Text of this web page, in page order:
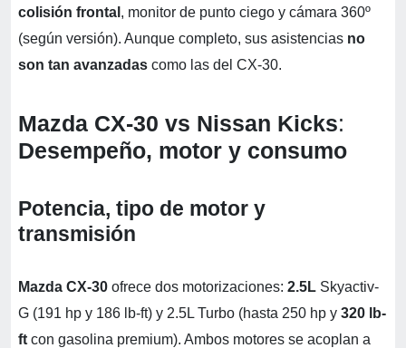
colisión frontal , monitor de punto ciego y cámara 360º
(según versión). Aunque completo, sus asistencias no
son tan avanzadas como las del CX-30.
Mazda CX-30 vs Nissan Kicks:
Desempeño, motor y consumo
Potencia, tipo de motor y
transmisión
Mazda CX-30 ofrece dos motorizaciones: 2.5L Skyactiv-
G (191 hp y 186 lb-ft) y 2.5L Turbo (hasta 250 hp y 320 lb-
ft con gasolina premium). Ambos motores se acoplan a